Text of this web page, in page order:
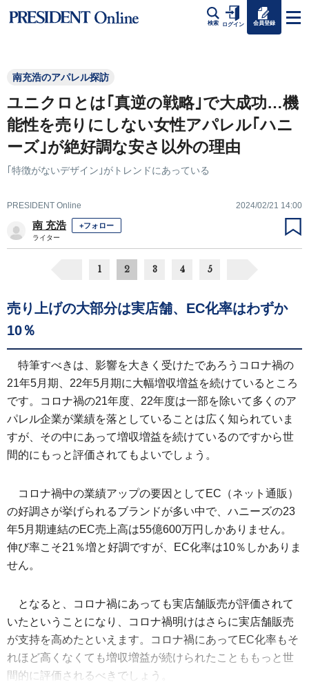
検索 ログイン 会員登録
南充浩のアパレル探訪
ユニクロとは｢真逆の戦略｣で大成功…機
能性を売りにしない女性アパレル｢ハニ
ーズ｣が絶好調な安さ以外の理由
｢特徴がないデザイン｣がトレンドにあっている
PRESIDENT Online 2024/02/21 14:00
南 充浩 +フォロー
ライター
1 2 3 4 5
売り上げの大部分は実店舗、EC化率はわずか
10％
特筆すべきは、影響を大きく受けたであろうコロナ禍の
21年5月期、22年5月期に大幅増収増益を続けているところ
です。コロナ禍の21年度、22年度は一部を除いて多くのア
パレル企業が業績を落としていることは広く知られていま
すが、その中にあって増収増益を続けているのですから世
間的にもっと評価されてもよいでしょう。
コロナ禍中の業績アップの要因としてEC（ネット通販）
の好調さが挙げられるブランドが多い中で、ハニーズの23
年5月期連結のEC売上高は55億600万円しかありません。
伸び率こそ21％増と好調ですが、EC化率は10％しかありま
せん。
となると、コロナ禍にあっても実店舗販売が評価されて
いたということになり、コロナ禍明けはさらに実店舗販売
が支持を高めたといえます。コロナ禍にあってEC化率もそ
れほど高くなくても増収増益が続けられたことももっと世
間的に評価されるべきでしょう。